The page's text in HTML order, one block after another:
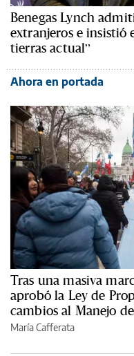
Benegas Lynch
extranjeros e insistió
tierras actual”
Ahora en portada
Tras una masiva
aprobó la Ley de
cambios al Manejo
María Cafferata